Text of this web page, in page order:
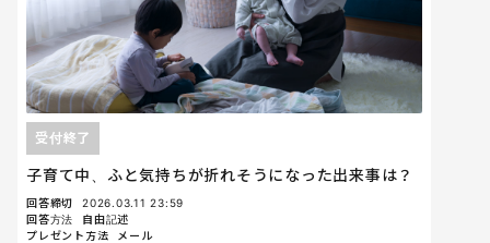
子育て中、ふと気持ちが折れそうになった出来事は？
受付終了
回答締切
2026.03.11 23:59
回答方法
自由記述
プレゼント方法
メール